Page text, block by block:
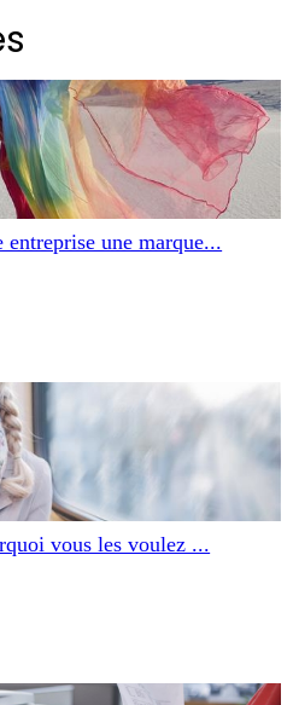
une marque...
vous les voulez ...